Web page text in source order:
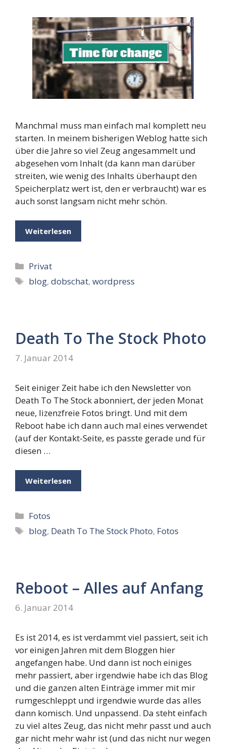
Manchmal muss man einfach mal komplett neu
starten. In meinem bisherigen Weblog hatte sich
über die Jahre so viel Zeug angesammelt und
abgesehen vom Inhalt (da kann man darüber
streiten, wie wenig des Inhalts überhaupt den
Speicherplatz wert ist, den er verbraucht) war es
auch sonst langsam nicht mehr schön.
Weiterlesen
Kategorien
Privat
Schlagwörter
blog,dobschat,wordpress
Death To The Stock Photo
7. Januar 2014
Seit einiger Zeit habe ich den Newsletter von
Death To The Stock abonniert, der jeden Monat
neue, lizenzfreie Fotos bringt. Und mit dem
Reboot habe ich dann auch mal eines verwendet
(auf der Kontakt-Seite, es passte gerade und für
diesen …
Weiterlesen
Kategorien
Fotos
Schlagwörter
blog, Death To The Stock Photo, Fotos
Reboot – Alles auf Anfang
6. Januar 2014
Es ist 2014, es ist verdammt viel passiert, seit ich
vor einigen Jahren mit dem Bloggen hier
angefangen habe. Und dann ist noch einiges
mehr passiert, aber irgendwie habe ich das Blog
und die ganzen alten Einträge immer mit mir
rumgeschleppt und irgendwie wurde das alles
dann komisch. Und unpassend. Da steht einfach
zu viel altes Zeug, das nicht mehr passt und auch
gar nicht mehr wahr ist (und das nicht nur wegen